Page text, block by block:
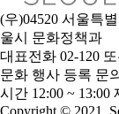
(우)04520 서울특
울시 문화정책과
대표전화 02-120
문화 행사 등록 문
시간 12:00 ~ 13:00
Copyright © 2021.